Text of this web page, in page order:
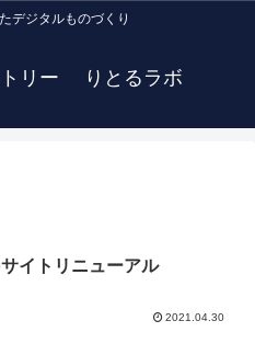
デジタルものづくり
トリー りとるラボ
イトリニューアル
2021.04.30